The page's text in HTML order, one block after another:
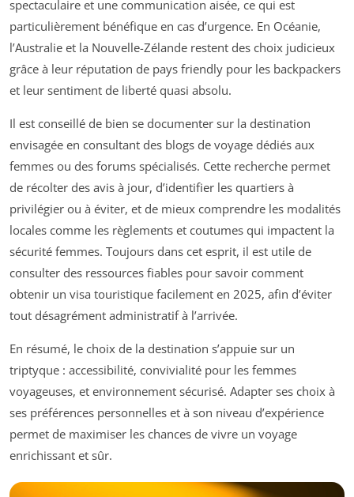
spectaculaire et une communication aisée, ce qui est
particulièrement bénéfique en cas d’urgence. En Océanie,
l’Australie et la Nouvelle-Zélande restent des choix judicieux
grâce à leur réputation de pays friendly pour les backpackers
et leur sentiment de liberté quasi absolu.
Il est conseillé de bien se documenter sur la destination
envisagée en consultant des blogs de voyage dédiés aux
femmes ou des forums spécialisés. Cette recherche permet
de récolter des avis à jour, d’identifier les quartiers à
privilégier ou à éviter, et de mieux comprendre les modalités
locales comme les règlements et coutumes qui impactent la
sécurité femmes. Toujours dans cet esprit, il est utile de
consulter des ressources fiables pour savoir comment
obtenir un visa touristique facilement en 2025, afin d’éviter
tout désagrément administratif à l’arrivée.
En résumé, le choix de la destination s’appuie sur un
triptyque : accessibilité, convivialité pour les femmes
voyageuses, et environnement sécurisé. Adapter ses choix à
ses préférences personnelles et à son niveau d’expérience
permet de maximiser les chances de vivre un voyage
enrichissant et sûr.